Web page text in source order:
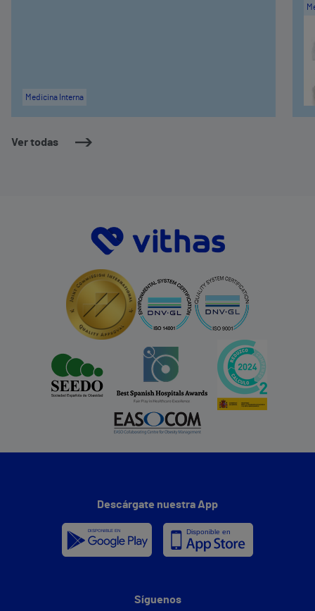
Ver todas
Medicina Interna
Descárgate nuestra App
Síguenos